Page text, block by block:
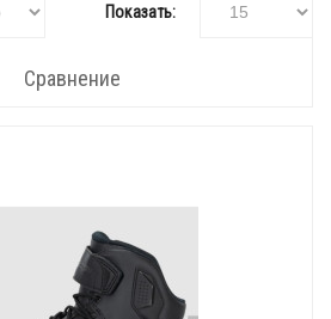
Показать:
Сравнение